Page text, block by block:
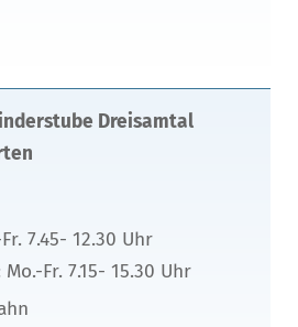
Dreisamtal
7.45- 12.30 Uhr
Fr. 7.15- 15.30 Uhr